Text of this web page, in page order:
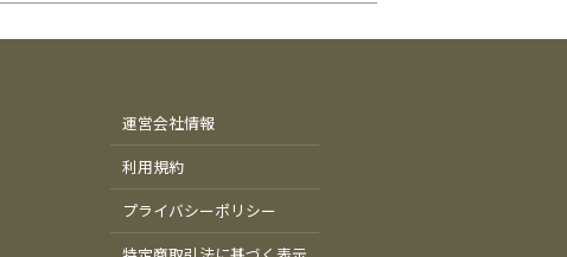
運営会社情報
利用規約
プライバシーポリシー